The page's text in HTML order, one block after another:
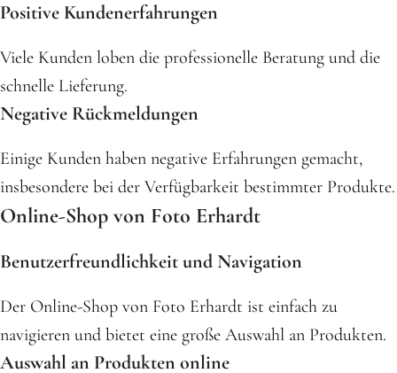
Positive Kundenerfahrungen
Viele Kunden loben die professionelle Beratung und die
schnelle Lieferung.
Negative Rückmeldungen
Einige Kunden haben negative Erfahrungen gemacht,
insbesondere bei der Verfügbarkeit bestimmter Produkte.
Online-Shop von Foto Erhardt
Benutzerfreundlichkeit und Navigation
Der Online-Shop von Foto Erhardt ist einfach zu
navigieren und bietet eine große Auswahl an Produkten.
Auswahl an Produkten online